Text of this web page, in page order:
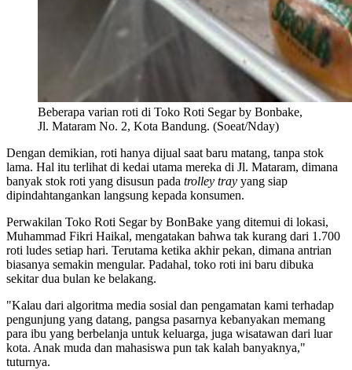
Beberapa varian roti di Toko Roti Segar by Bonbake,
Jl. Mataram No. 2, Kota Bandung. (Soeat/Nday)
Dengan demikian, roti hanya dijual saat baru matang, tanpa stok
lama. Hal itu terlihat di kedai utama mereka di Jl. Mataram, dimana
banyak stok roti yang disusun pada trolley tray yang siap
dipindahtangankan langsung kepada konsumen.
Perwakilan Toko Roti Segar by BonBake yang ditemui di lokasi,
Muhammad Fikri Haikal, mengatakan bahwa tak kurang dari 1.700
roti ludes setiap hari. Terutama ketika akhir pekan, dimana antrian
biasanya semakin mengular. Padahal, toko roti ini baru dibuka
sekitar dua bulan ke belakang.
"Kalau dari algoritma media sosial dan pengamatan kami terhadap
pengunjung yang datang, pangsa pasarnya kebanyakan memang
para ibu yang berbelanja untuk keluarga, juga wisatawan dari luar
kota. Anak muda dan mahasiswa pun tak kalah banyaknya,"
tuturnya.